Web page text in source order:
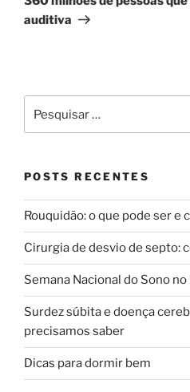
auditiva
por:
POSTS RECENTES
Rouquidão: o que pode ser e
Cirurgia de desvio de septo:
Semana Nacional do Sono no
Surdez súbita e doença
precisamos saber
Dicas para dormir bem